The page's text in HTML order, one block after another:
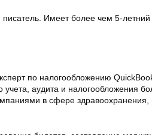
Имеет более чем 5-
по налогообложению
учета, аудита и налогообложения
в сфере здравоохранения,